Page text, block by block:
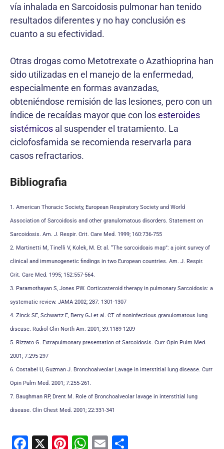
vía inhalada en Sarcoidosis pulmonar han tenido
resultados diferentes y no hay conclusión es
cuanto a su efectividad.
Otras drogas como Metotrexate o Azathioprina han
sido utilizadas en el manejo de la enfermedad,
especialmente en formas avanzadas,
obteniéndose remisión de las lesiones, pero con un
índice de recaídas mayor que con losesteroides
sistémicos al suspender el tratamiento. La
ciclofosfamida se recomienda reservarla para
casos refractarios.
Bibliografia
1. American Thoracic Society, European Respiratory Society and World
Association of Sarcoidosis and other granulomatous disorders. Statement on
Sarcoidosis. Am. J. Respir. Crit. Care Med. 1999; 160:736-755
2. Martinetti M, Tinelli V, Kolek, M. Et al. “The sarcoidoais map”: a joint survey of
clinical and immunogenetic findings in two European countries. Am. J. Respir.
Crit. Care Med. 1995; 152:557-564.
3. Paramothayan S, Jones PW. Corticosteroid therapy in pulmonary Sarcoidosis: a
systematic review. JAMA 2002; 287: 1301-1307
4. Zinck SE, Schwartz E, Berry GJ et al. CT of noninfectious granulomatous lung
disease. Radiol Clin North Am. 2001; 39:1189-1209
5. Rizzato G. Extrapulmonary presentation of Sarcoidosis. Curr Opin Pulm Med.
2001; 7:295-297
6. Costabel U, Guzman J. Bronchoalveolar Lavage in interstitial lung disease. Curr
Opin Pulm Med. 2001; 7:255-261.
7. Baughman RP, Drent M. Role of Bronchoalveolar lavage in interstitial lung
disease. Clin Chest Med. 2001; 22:331-341
F
X
Pi W E